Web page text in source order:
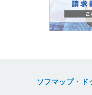
ソフマップ・ド